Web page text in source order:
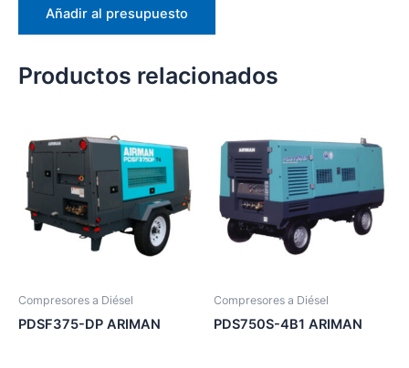
Añadir al presupuesto
Productos relacionados
Compresores a Diésel
PDSF375-DP ARIMAN
Compresores a Diésel
PDS750S-4B1 ARIMAN